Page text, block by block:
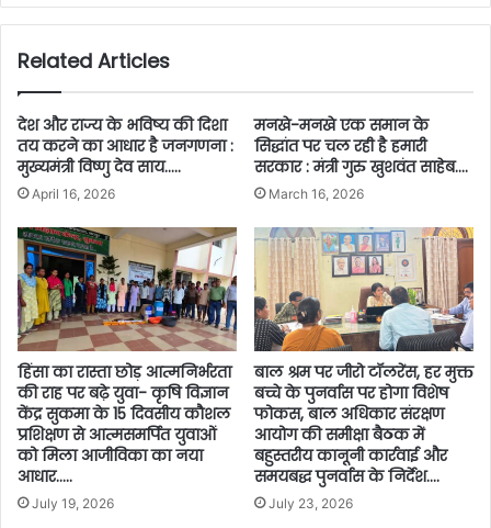
Related Articles
देश और राज्य के भविष्य की दिशा
तय करने का आधार है जनगणना :
मुख्यमंत्री विष्णु देव साय…..
April 16, 2026
मनखे-मनखे एक समान के
सिद्धांत पर चल रही है हमारी
सरकार : मंत्री गुरु खुशवंत साहेब….
March 16, 2026
हिंसा का रास्ता छोड़ आत्मनिर्भरता
की राह पर बढ़े युवा- कृषि विज्ञान
केंद्र सुकमा के 15 दिवसीय कौशल
प्रशिक्षण से आत्मसमर्पित युवाओं
को मिला आजीविका का नया
आधार…..
July 19, 2026
बाल श्रम पर जीरो टॉलरेंस, हर मुक्त
बच्चे के पुनर्वास पर होगा विशेष
फोकस, बाल अधिकार संरक्षण
आयोग की समीक्षा बैठक में
बहुस्तरीय कानूनी कार्रवाई और
समयबद्ध पुनर्वास के निर्देश….
July 23, 2026